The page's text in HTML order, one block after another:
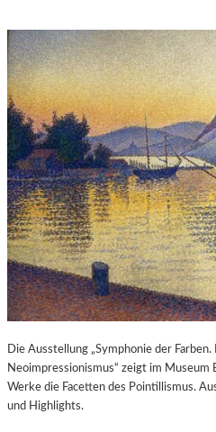
Die Ausstellung „Symphonie der Farben.
Neoimpressionismus“ zeigt im
Werke die Facetten des Pointillismus.
und Highlights.